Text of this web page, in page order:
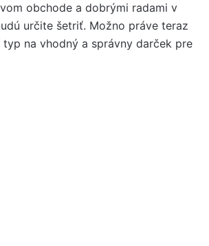
obchode a dobrými radami v
určite šetriť. Možno práve teraz
typ na vhodný a správny darček pre